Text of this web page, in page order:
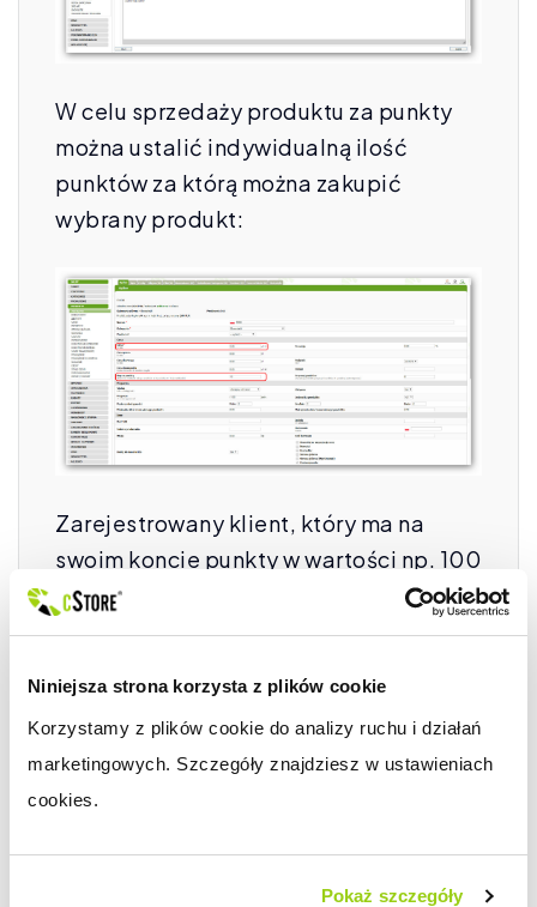
Niniejsza strona korzysta z plików cookie
Korzystamy z plików cookie do analizy ruchu i działań
marketingowych. Szczegóły znajdziesz w ustawieniach
cookies.
Pokaż szczegóły
W celu sprzedaży produktu za punkty
można ustalić indywidualną ilość
punktów za którą można zakupić
wybrany produkt:
Zarejestrowany klient, który ma na
swoim koncie punkty w wartości np. 100
punktów, w przypadku, gdy zakupi
produkt za 2 zł,
dla którego jest zdefiniowana wartość
zakupu 10 punktów, zliczana jest
wówczas wartość punktów za cenę
produktu + punkty.